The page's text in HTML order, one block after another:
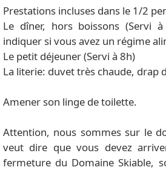
Prestations incluses dans le 1/2
Le dîner, hors boissons (Servi
indiquer si vous avez un régime
Le petit déjeuner (Servi à 8h)
La literie: duvet très chaude, drap
Amener son linge de toilette.
Attention, nous sommes sur le
veut dire que vous devez
fermeture du Domaine Skiable,